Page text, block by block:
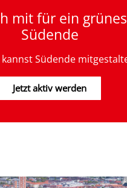
mit für ein grünes
Südende
Südende
Jetzt aktiv werden